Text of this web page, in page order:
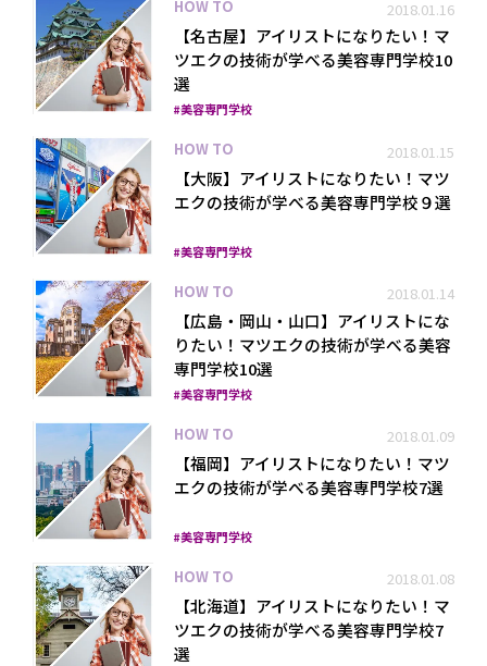
HOW TO 2018.01.16
【名古屋】アイリストになりたい！マ
ツエクの技術が学べる美容専門学校10
選
美容専門学校
HOW TO 2018.01.15
【大阪】アイリストになりたい！マツ
エクの技術が学べる美容専門学校９選
美容専門学校
HOW TO 2018.01.14
【広島・岡山・山口】アイリストにな
りたい！マツエクの技術が学べる美容
専門学校10選
美容専門学校
HOW TO 2018.01.09
【福岡】アイリストになりたい！マツ
エクの技術が学べる美容専門学校7選
美容専門学校
HOW TO 2018.01.08
【北海道】アイリストになりたい！マ
ツエクの技術が学べる美容専門学校7
選